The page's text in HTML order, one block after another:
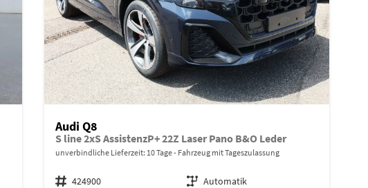
Audi Q8
S line 2xS AssistenzP+ 22Z Laser Pano B&O Leder
unverbindliche Lieferzeit: 10 Tage Fahrzeug mit Tageszulassung
Fahrzeugnr. 424900 Getriebe Automatik